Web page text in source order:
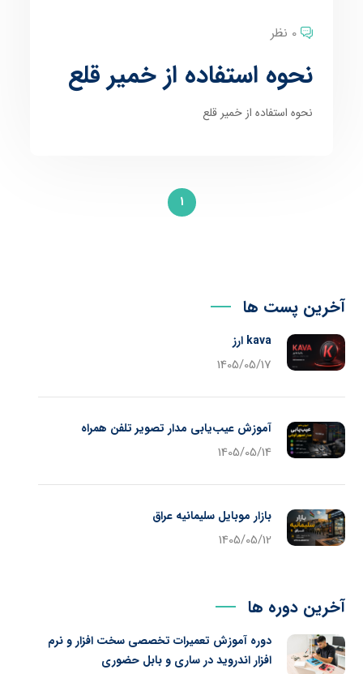
0 نظر
نحوه استفاده از خمیر قلع
نحوه استفاده از خمیر قلع
1
آخرین پست ها
kava ارز
1405/05/17
آموزش عیب‌یابی مدار تصویر تلفن همراه
1405/05/14
بازار موبایل سلیمانیه عراق
1405/05/12
آخرین دوره ها
دوره آموزش تعمیرات تخصصی سخت افزار و نرم
افزار اندروید در ساری و بابل حضوری